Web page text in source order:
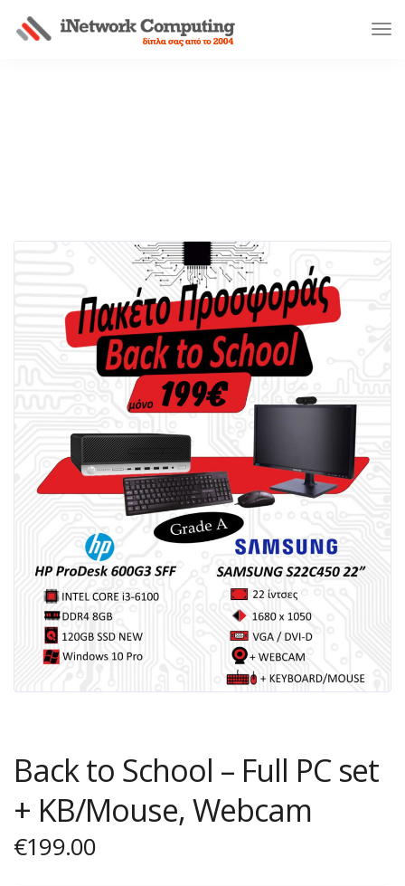
Back to School – Full PC set
+ KB/Mouse, Webcam
€199.00